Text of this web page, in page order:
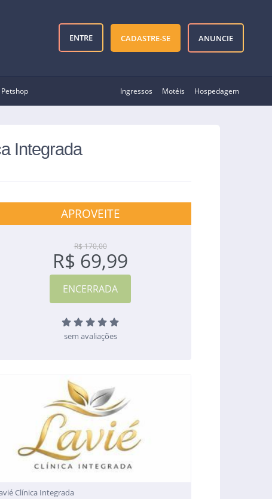
ENTRE CADASTRE-SE ANUNCIE
Petshop Ingressos Motéis Hospedagem
Integrada
APROVEITE
R$ 170,00
R$ 69,99
sem avaliações
Clínica Integrada